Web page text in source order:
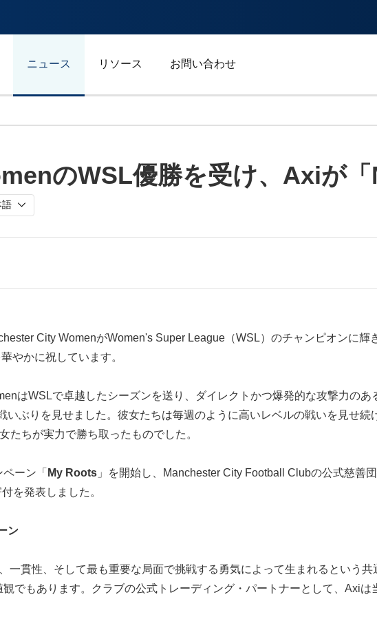
ニュース リソース お問い合わせ
エネルギー
のWSL優勝を受け、Axiが
語
City WomenがWomen's Super League（WSL）のチャンピオンに輝
やかに祝しています。
はWSLで卓越したシーズンを送り、ダイレクトかつ爆発的な攻撃力のあ
いぶりを見せました。彼女たちは毎週のように高いレベルの戦いを見せ続
たちが実力で勝ち取ったものでした。
ーン「 My Roots 」を開始し、Manchester City Football Clubの公式慈善
を発表しました。
ン
一貫性、そして最も重要な局面で挑戦する勇気によって生まれるという
でもあります。クラブの公式トレーディング・パートナーとして、Axiは